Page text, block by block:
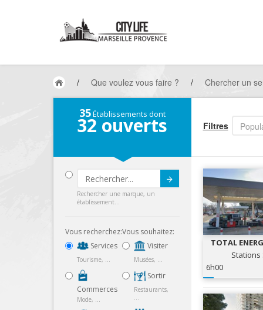
/ Que voulez vous faire ? / Chercher un
35Établissements dont
32 ouverts
Submit
Rechercher une marque, un
établissement...
Vous recherchez:
Services
Tourisme, ...
Commerces
Mode, ...
Vous souhaitez:
Visiter
Musées, ...
Sortir
Restaurants,
...
Filtres
TOTAL
deStations
6h00